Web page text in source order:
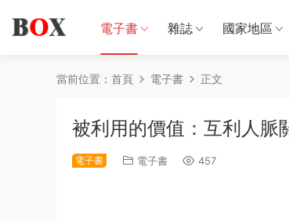
電子書 雜誌 國家地區
當前位置： 首頁 電子書 正文
被利用的價值：互利人脈
電子書 電子書 457